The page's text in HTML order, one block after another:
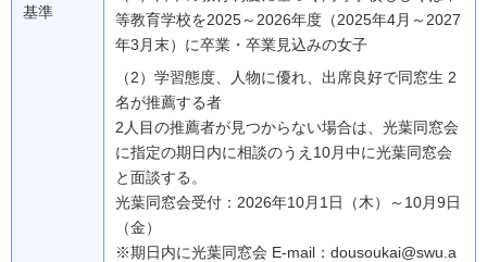
基準
等教育学校を2025～2026年度（2025年4月～2027
年3月末）に卒業・卒業見込みの女子
（2）学習態度、人物に優れ、出席良好で同窓生 2
名が推薦する者
2人目の推薦者が見つからない場合は、光葉同窓会
に指定の期日内に相談のうえ10月中に光葉同窓会
と面談する。
光葉同窓会受付：2026年10月1日（木）～10月9日
（金）
※期日内に光葉同窓会 E-mail：dousoukai@swu.a